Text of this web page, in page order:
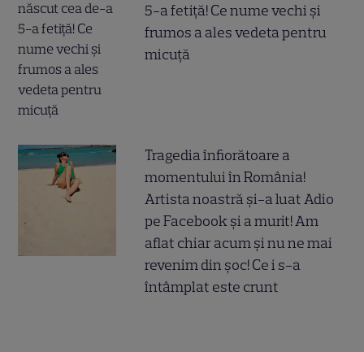
5-a fetiță! Ce nume vechi și
frumos a ales vedeta pentru
micuță
Tragedia înfiorătoare a
momentului în România!
Artista noastră și-a luat Adio
pe Facebook și a murit! Am
aflat chiar acum și nu ne mai
revenim din șoc! Ce i s-a
întâmplat este crunt